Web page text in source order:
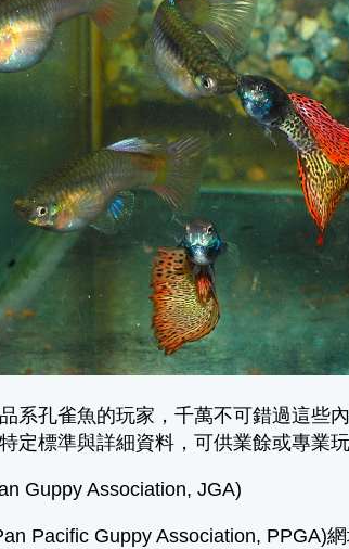
系孔雀魚的玩家，千萬不可錯過這些
定標準與詳細資料，可供業餘或專業玩
Guppy Association, JGA)
Pacific Guppy Association, PPGA)